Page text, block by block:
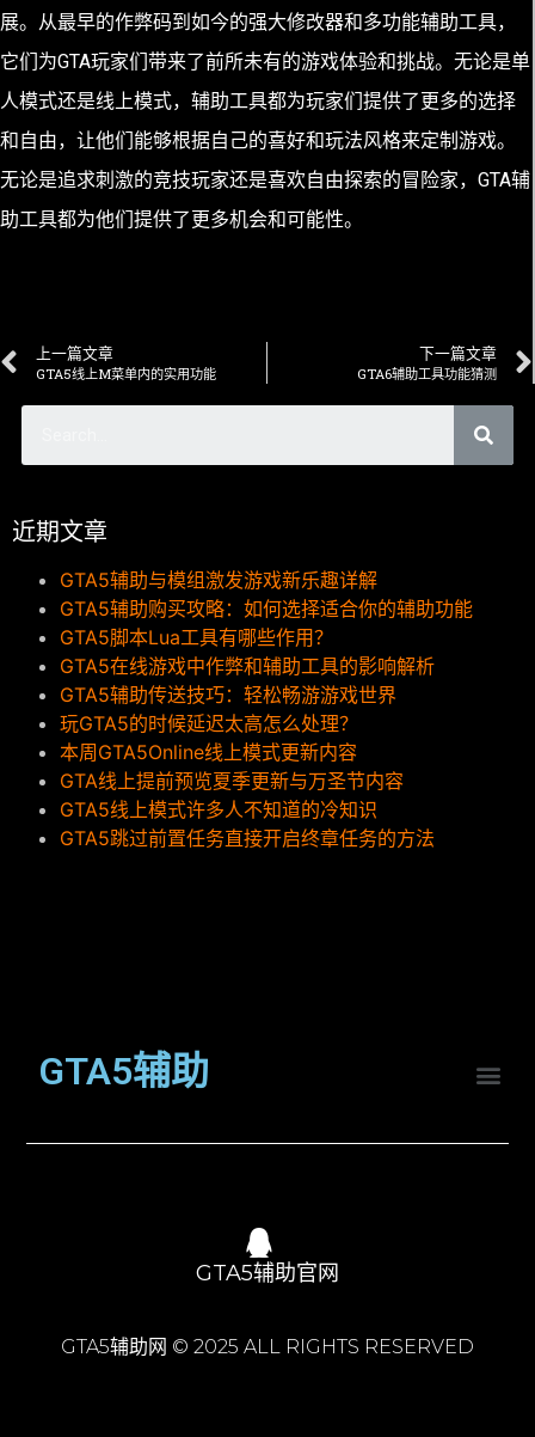
展。从最早的作弊码到如今的强大修改器和多功能辅助工具，
它们为GTA玩家们带来了前所未有的游戏体验和挑战。无论是单
人模式还是线上模式，辅助工具都为玩家们提供了更多的选择
和自由，让他们能够根据自己的喜好和玩法风格来定制游戏。
无论是追求刺激的竞技玩家还是喜欢自由探索的冒险家，GTA辅
助工具都为他们提供了更多机会和可能性。
上一篇文章
GTA5线上M菜单内的实用功能
下一篇文章
GTA6辅助工具功能猜测
近期文章
GTA5辅助与模组激发游戏新乐趣详解
GTA5辅助购买攻略：如何选择适合你的辅助功能
GTA5脚本Lua工具有哪些作用？
GTA5在线游戏中作弊和辅助工具的影响解析
GTA5辅助传送技巧：轻松畅游游戏世界
玩GTA5的时候延迟太高怎么处理？
本周GTA5Online线上模式更新内容
GTA线上提前预览夏季更新与万圣节内容
GTA5线上模式许多人不知道的冷知识
GTA5跳过前置任务直接开启终章任务的方法
GTA5辅助
GTA5辅助官网
GTA5辅助网 © 2025 ALL RIGHTS RESERVED